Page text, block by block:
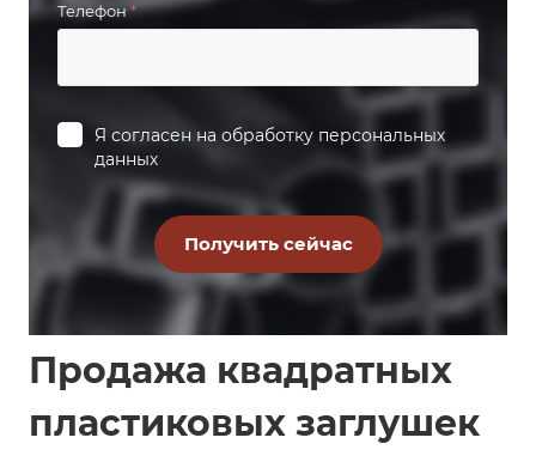
Телефон*
Я согласен на обработку персональных
данных
Продажа квадратных
пластиковых заглушек